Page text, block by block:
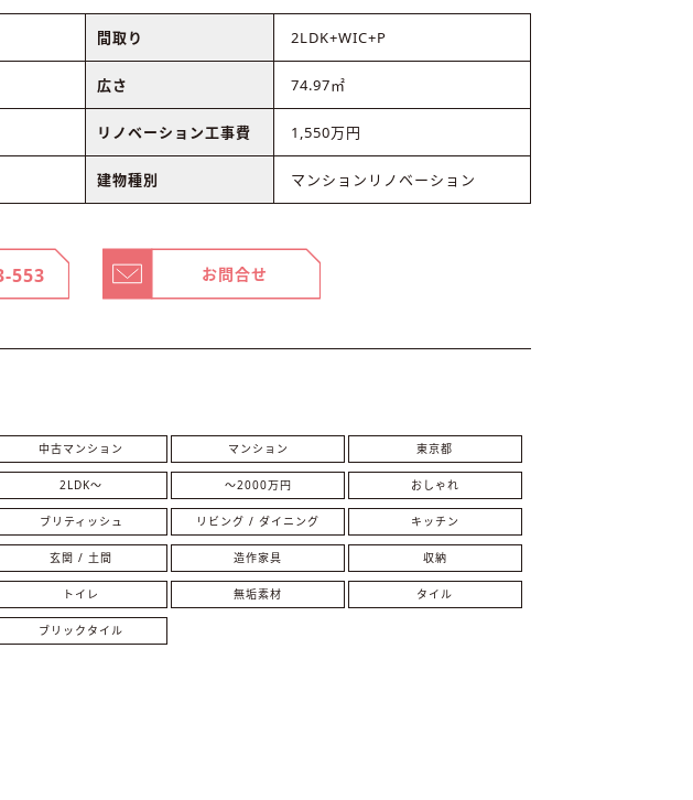
間取り 2LDK+WIC+P
広さ 74.97㎡
リノベーション工事費 1,550万円
建物種別 マンションリノベーション
553 お問合せ
中古マンション マンション 東京都
2LDK〜 〜2000万円 おしゃれ
ブリティッシュ リビング / ダイニング キッチン
玄関 / 土間 造作家具 収納
トイレ 無垢素材 タイル
ブリックタイル